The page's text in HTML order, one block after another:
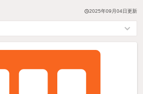
2025年09月04日更新